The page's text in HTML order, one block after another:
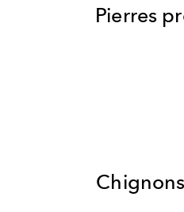
Pierres